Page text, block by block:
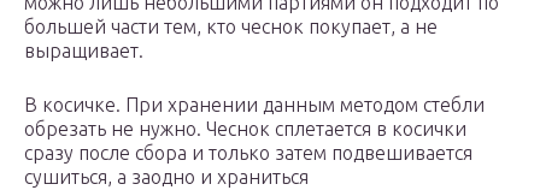
большей части тем, кто чеснок покупает, а не
выращивает.
В косичке. При хранении данным методом стебли
обрезать не нужно. Чеснок сплетается в косички
сразу после сбора и только затем подвешивается
сушиться, а заодно и храниться